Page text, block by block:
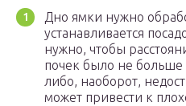
Дно ямки нужно
устанавливается
нужно, чтобы
почек было не больше
либо, наоборот,
может привести к